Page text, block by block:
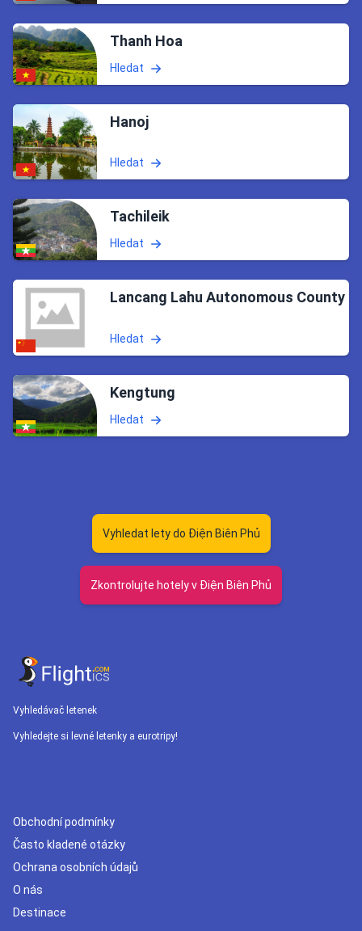
Thanh Hoa
Hledat
Hanoj
Hledat
Tachileik
Hledat
Lancang Lahu Autonomous County
Hledat
Kengtung
Hledat
Vyhledat lety do Điện Biên Phủ
Zkontrolujte hotely v Điện Biên Phủ
Vyhledávač letenek
Vyhledejte si levné letenky a eurotripy!
Obchodní podmínky
Často kladené otázky
Ochrana osobních údajů
O nás
Destinace